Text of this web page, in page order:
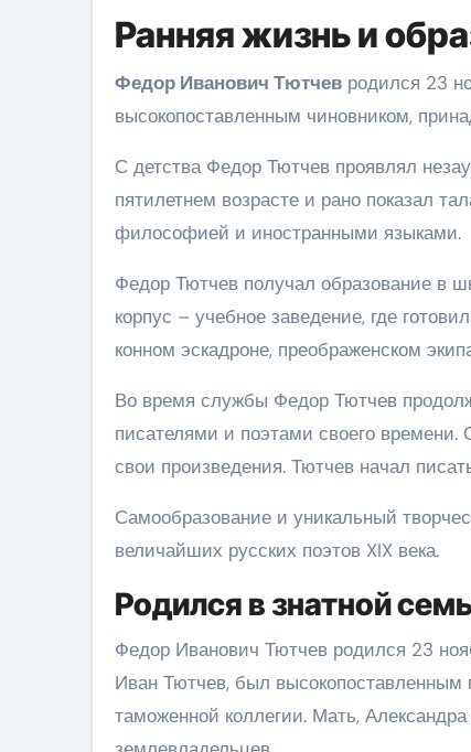
Ранняя жизнь и
Федор Иванович Тютчев родился 23
высокопоставленным чиновником,
С детства Федор Тютчев проявлял
пятилетнем возрасте и рано показал
философией и иностранными языками.
Федор Тютчев получал образование в
корпус – учебное заведение, где
конном эскадроне, преображенском
Во время службы Федор Тютчев
писателями и поэтами своего времени.
свои произведения. Тютчев начал
Самообразование и уникальный
величайших русских поэтов XIX века.
Родился в знатной
Федор Иванович Тютчев родился 23
Иван Тютчев, был высокопоставленным
таможенной коллегии. Мать,